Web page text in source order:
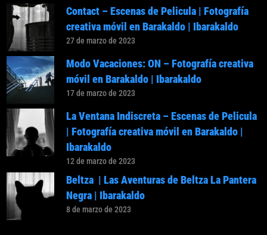
Contact – Escenas de Pelicula | Fotografía
creativa móvil en Barakaldo | Ibarakaldo
27 de marzo de 2023
Modo Vacaciones: ON – Fotografía creativa
móvil en Barakaldo | Ibarakaldo
17 de marzo de 2023
La Ventana Indiscreta – Escenas de Pelicula
| Fotografía creativa móvil en Barakaldo |
Ibarakaldo
12 de marzo de 2023
Beltza | Las Aventuras de Beltza La Pantera
Negra | Ibarakaldo
8 de marzo de 2023